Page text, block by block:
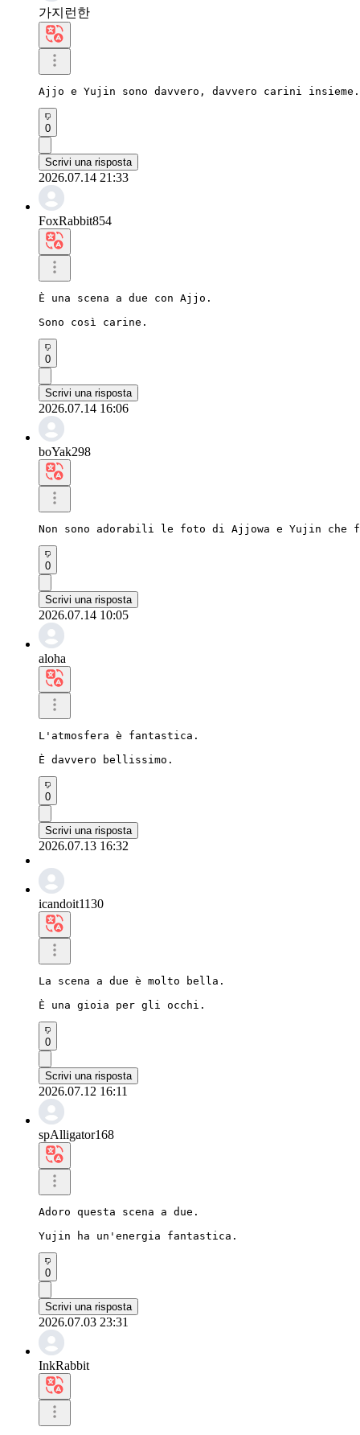
가지런한
Ajjo e Yujin sono davvero, davvero carini
0
Scrivi una risposta
2026.07.14 21:33
FoxRabbit854
È una scena a due con Ajjo.
Sono così carine.
0
Scrivi una risposta
2026.07.14 16:06
boYak298
Non sono adorabili le foto di Ajjowa e Yujin che
0
Scrivi una risposta
2026.07.14 10:05
aloha
L'atmosfera è fantastica.
È davvero bellissimo.
0
Scrivi una risposta
2026.07.13 16:32
icandoit1130
La scena a due è molto bella.
È una gioia per gli occhi.
0
Scrivi una risposta
2026.07.12 16:11
spAlligator168
Adoro questa scena a due.
Yujin ha un'energia fantastica.
0
Scrivi una risposta
2026.07.03 23:31
InkRabbit